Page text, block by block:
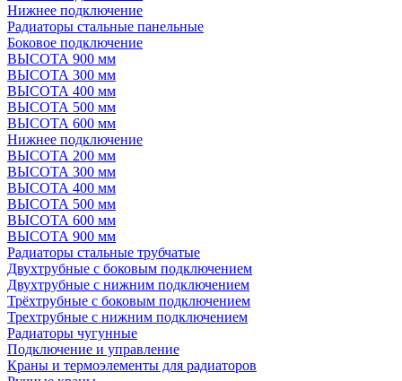
Нижнее подключение
Радиаторы стальные панельные
Боковое подключение
ВЫСОТА 900 мм
ВЫСОТА 300 мм
ВЫСОТА 400 мм
ВЫСОТА 500 мм
ВЫСОТА 600 мм
Нижнее подключение
ВЫСОТА 200 мм
ВЫСОТА 300 мм
ВЫСОТА 400 мм
ВЫСОТА 500 мм
ВЫСОТА 600 мм
ВЫСОТА 900 мм
Радиаторы стальные трубчатые
Двухтрубные с боковым подключением
Двухтрубные с нижним подключением
Трёхтрубные с боковым подключением
Трехтрубные с нижним подключением
Радиаторы чугунные
Подключение и управление
Краны и термоэлементы для радиаторов